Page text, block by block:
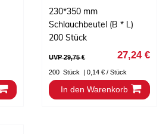
230*350 mm
Schlauchbeutel (B * L)
200 Stück
UVP 29,75 € 27,24 €
200 Stück | 0,14 € / Stück
In den Warenkorb